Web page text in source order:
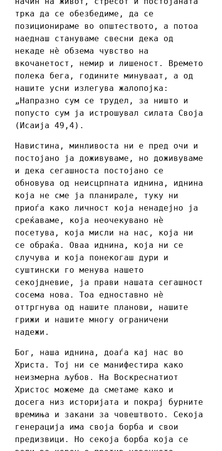
трка да се обезбедиме, да се
позиционираме во општеството, а потоа
наеднаш стануваме свесни дека од
некаде нè обзема чувство на
вкочанетост, немир и лишеност. Времето
полека бега, годините минуваат, а од
нашите усни излегува жалопојка:
„Напразно сум се трудел, за ништо и
попусто сум ја истрошувал силата Своја
(Исаија 49,4).
Навистина, минливоста ни е пред очи и
постојано ја доживуваме, но доживуваме
и дека сегашноста постојано се
обновува од неисцрпната иднина, иднина
која не сме ја планирале, туку ни
приоѓа како личност која ненадејно ја
среќаваме, која неочекувано нѐ
посетува, која мисли на нас, која ни
се обраќа. Оваа иднина, која ни се
случува и која понекогаш дури и
суштински го менува нашето
секојдневие, ја прави нашата сегашност
сосема нова. Тоа едноставно нè
оттргнува од нашите планови, нашите
грижи и нашите многу ограничени
надежи.
Бог, наша иднина, доаѓа кај нас во
Христа. Тој ни се манифестира како
неизмерна љубов. На Воскреснатиот
Христос можеме да сметаме како и
досега низ историјата и покрај бурните
времиња и закани за човештвото. Секоја
генерација има своја борба и свои
предизвици. Но секоја борба која се